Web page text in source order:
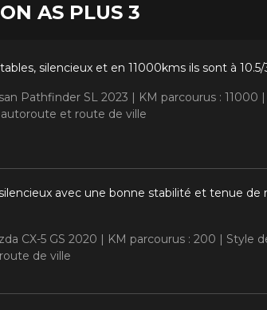
AS PLUS 3
silencieux et en 11000kms ils sont à
Pathfinder SL 2023 | KM parcourus : 11000 |
et route de ville
avec une bonne stabilité et tenue
CX-5 GS 2020 | KM parcourus : 200 | Style
de ville